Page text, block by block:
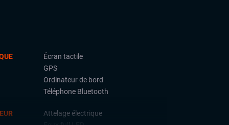
Écran tactile
GPS
Ordinateur de bord
Téléphone Bluetooth
Attelage électrique